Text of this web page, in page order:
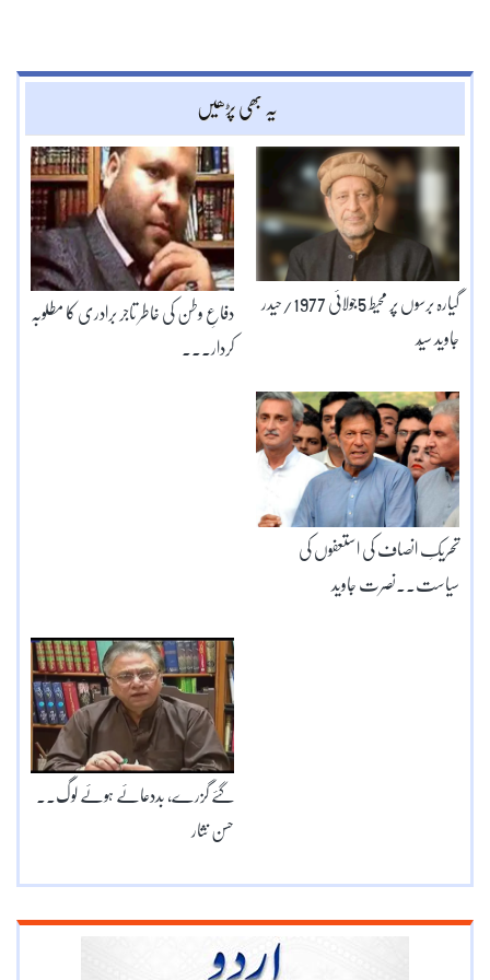
یہ بھی پڑھیں
دفاعِ وطن کی خاطر تاجر برادری کا مطلوبہ
کردار۔۔۔
گیارہ برسوں پر محیط 5جولائی 1977/حیدر
جاوید سیّد
تحریکِ انصاف کی استعفوں کی
سیاست۔۔نصرت جاوید
گئے گزرے، بددعائے ہوئے لوگ۔۔
حسن نثار